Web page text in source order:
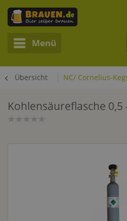
Menü
Übersicht NC/ Cornelius-
Kohlensäureflasche 0,5